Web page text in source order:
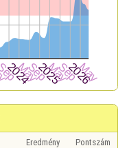
Eredmény
Pontszám